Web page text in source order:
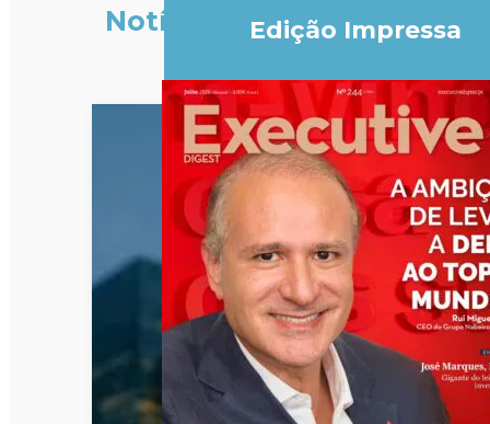
Notícias
Edição Impressa